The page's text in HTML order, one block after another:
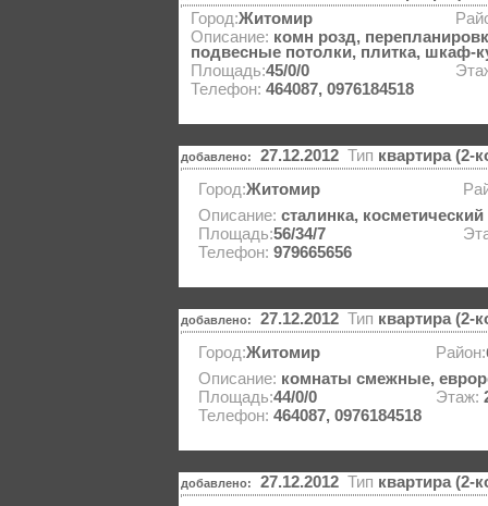
Город:Житомир
Описание: комн розд,
подвесные потолки, плитка, шкаф-
Площадь:45/0/0
Телефон: 464087, 0976184518
добавлено: 27.12.2012 Тип квартира (2-
Город:Житомир
Описание: сталинка,
Площадь:56/34/7
Телефон: 979665656
добавлено: 27.12.2012 Тип квартира (2-
Город:Житомир Район:
Описание: комнаты смежные,
Площадь:44/0/0 Этаж:
Телефон: 464087, 0976184518
добавлено: 27.12.2012 Тип квартира (2-